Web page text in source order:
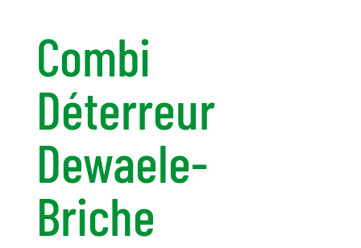
Combi
Déterreur
Dewaele-
Briche